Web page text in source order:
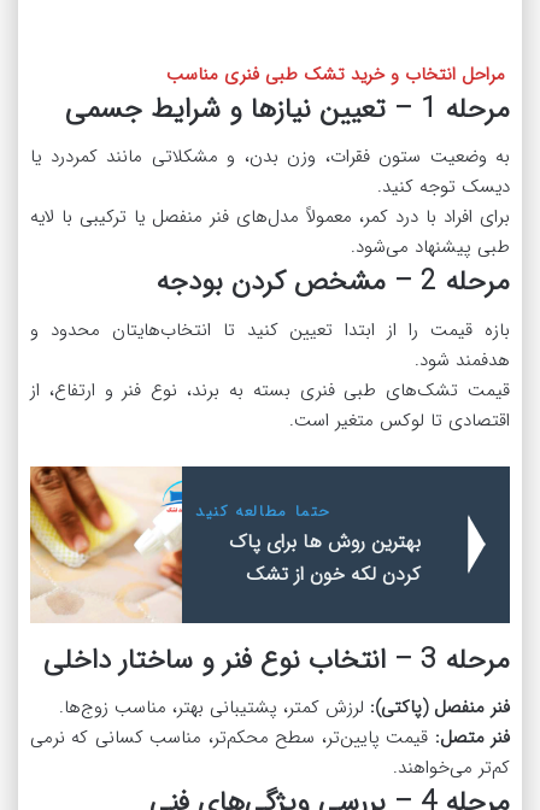
مراحل انتخاب و خرید تشک طبی فنری مناسب
مرحله 1 – تعیین نیازها و شرایط جسمی
به وضعیت ستون فقرات، وزن بدن، و مشکلاتی مانند کمردرد یا
دیسک توجه کنید.
برای افراد با درد کمر، معمولاً مدل‌های فنر منفصل یا ترکیبی با لایه
طبی پیشنهاد می‌شود.
مرحله 2 – مشخص کردن بودجه
بازه قیمت را از ابتدا تعیین کنید تا انتخاب‌هایتان محدود و
هدفمند شود.
قیمت تشک‌های طبی فنری بسته به برند، نوع فنر و ارتفاع، از
اقتصادی تا لوکس متغیر است.
حتما مطالعه کنید
بهترین روش ها برای پاک
کردن لکه خون از تشک
مرحله 3 – انتخاب نوع فنر و ساختار داخلی
فنر منفصل (پاکتی): لرزش کمتر، پشتیبانی بهتر، مناسب زوج‌ها.
فنر متصل: قیمت پایین‌تر، سطح محکم‌تر، مناسب کسانی که نرمی
کم‌تر می‌خواهند.